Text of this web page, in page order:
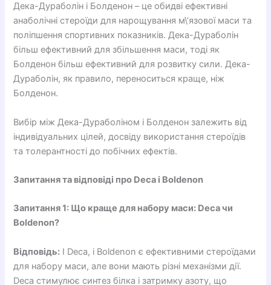
Дека-Дураболін і Болденон – це обидві ефективні
анаболічні стероїди для нарощування м\’язової маси та
поліпшення спортивних показників. Дека-Дураболін
більш ефективний для збільшення маси, тоді як
Болденон більш ефективний для розвитку сили. Дека-
Дураболін, як правило, переноситься краще, ніж
Болденон.
Вибір між Дека-Дураболіном і Болденон залежить від
індивідуальних цілей, досвіду використання стероїдів
та толерантності до побічних ефектів.
Запитання та відповіді про Deca і Boldenon
Запитання 1: Що краще для набору маси: Deca чи
Boldenon?
Відповідь: І Deca, і Boldenon є ефективними стероїдами
для набору маси, але вони мають різні механізми дії.
Deca стимулює синтез білка і затримку азоту, що